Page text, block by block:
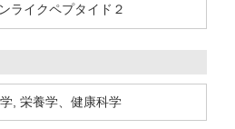
ライクペプタイド２
栄養学、健康科学